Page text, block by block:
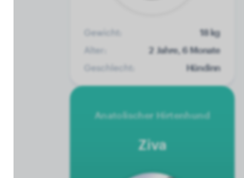
Gewicht:
18 kg
Alter:
2 Jahre, 6 Monate
Geschlecht:
Hündinn
Anatolischer Hirtenhund
Ziva